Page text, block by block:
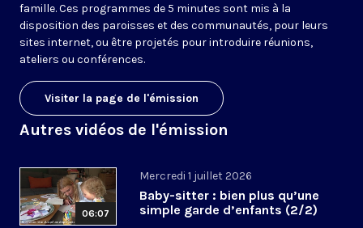
famille. Ces programmes de 5 minutes sont mis à la
disposition des paroisses et des communautés, pour leurs
sites internet, ou être projetés pour introduire réunions,
ateliers ou conférences.
Visiter la page de l'émission
Autres vidéos de l'émission
06:07
Mercredi 1 juillet 2026
Baby-sitter : bien plus qu’une
simple garde d’enfants (2/2)